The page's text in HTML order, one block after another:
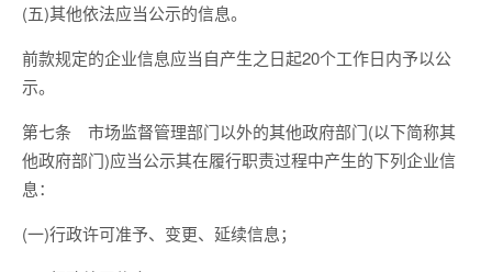
(五)其他依法应当公示的信息。
前款规定的企业信息应当自产生之日起20个工作日内予以公
示。
第七条 市场监督管理部门以外的其他政府部门(以下简称其
他政府部门)应当公示其在履行职责过程中产生的下列企业信
息：
(一)行政许可准予、变更、延续信息；